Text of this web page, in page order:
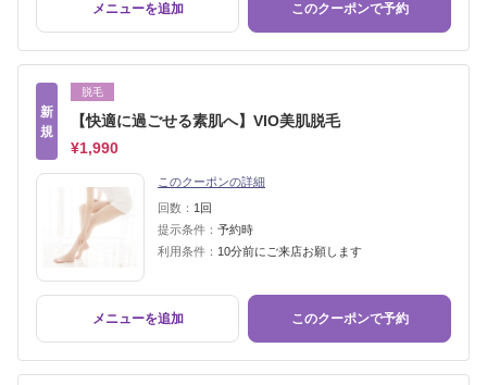
メニューを追加 このクーポンで予約
新
規
脱毛
【快適に過ごせる素肌へ】VIO美肌脱毛
¥1,990
このクーポンの詳細
回数： 1回
提示条件： 予約時
利用条件： 10分前にご来店お願します
メニューを追加 このクーポンで予約